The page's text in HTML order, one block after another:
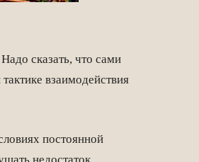
сказать, что сами
взаимодействия
постоянной